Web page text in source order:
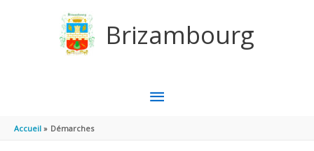
Brizambourg
MENU
Accueil Démarches